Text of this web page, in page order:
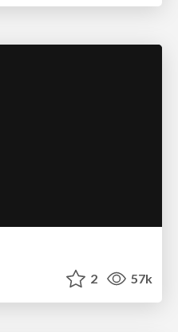
2 57k